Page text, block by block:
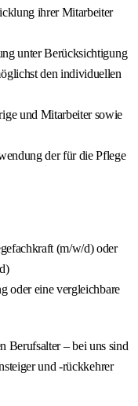
ihrer Mitarbeiter
unter Berücksichtigung
den individuellen
und Mitarbeiter sowie
der für die Pflege
(m/w/d) oder
oder eine vergleichbare
Berufsalter – bei uns sind
und -rückkehrer